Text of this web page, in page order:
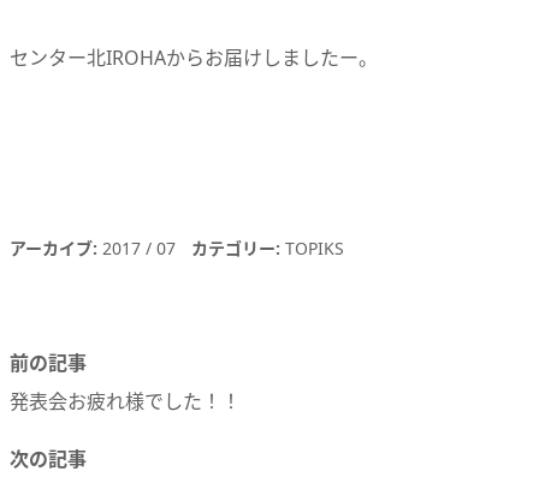
センター北IROHAからお届けしましたー。
アーカイブ 2017 07 カテゴリー TOPIKS
前の記事
発表会お疲れ様でした！！
次の記事